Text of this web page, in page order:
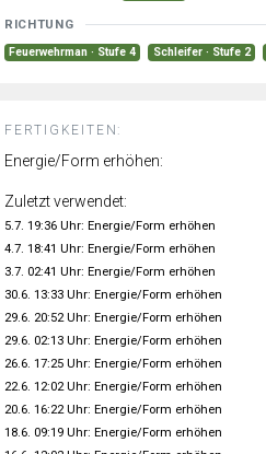
RICHTUNG
Feuerwehrman · Stufe 4 Schleifer · Stufe 2
FERTIGKEITEN:
Energie/Form erhöhen:
Zuletzt verwendet:
5.7. 19:36 Uhr: Energie/Form erhöhen
4.7. 18:41 Uhr: Energie/Form erhöhen
3.7. 02:41 Uhr: Energie/Form erhöhen
30.6. 13:33 Uhr: Energie/Form erhöhen
29.6. 20:52 Uhr: Energie/Form erhöhen
29.6. 02:13 Uhr: Energie/Form erhöhen
26.6. 17:25 Uhr: Energie/Form erhöhen
22.6. 12:02 Uhr: Energie/Form erhöhen
20.6. 16:22 Uhr: Energie/Form erhöhen
18.6. 09:19 Uhr: Energie/Form erhöhen